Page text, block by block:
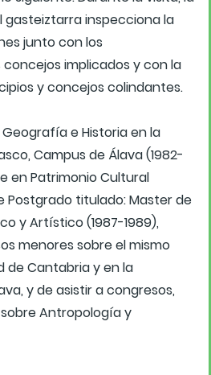
inspecciona la
junto con los
implicados y con la
y concejos colindantes.
e Historia en la
Campus de Álava (1982-
en Patrimonio Cultural
Postgrado titulado: Master de
y Artístico (1987-1989),
menores sobre el mismo
de Cantabria y en la
y de asistir a congresos,
Antropología y